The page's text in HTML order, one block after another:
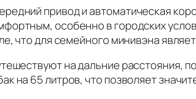
привод и автоматическая
особенно в городских
что для семейного минивэна
на дальние расстояния,
на 65 литров, что позволяет